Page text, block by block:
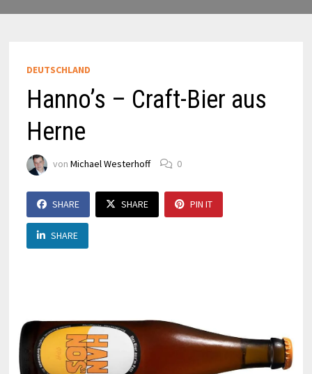
DEUTSCHLAND
Hanno’s – Craft-Bier aus
Herne
von Michael Westerhoff 0
SHARE SHARE PIN IT
SHARE